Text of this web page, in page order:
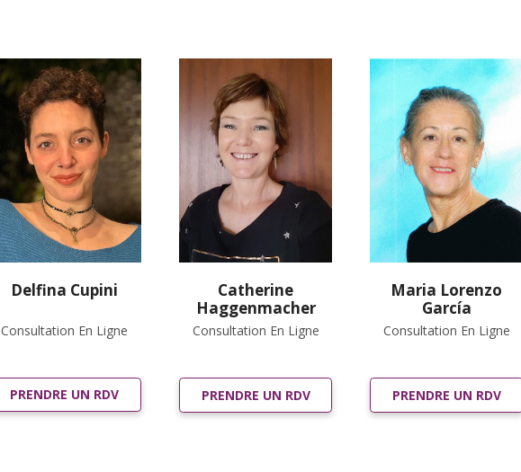
Delfina Cupini
Consultation En Ligne
PRENDRE UN RDV
Catherine
Haggenmacher
Consultation En Ligne
PRENDRE UN RDV
Maria Lorenzo
García
Consultation En Ligne
PRENDRE UN RDV